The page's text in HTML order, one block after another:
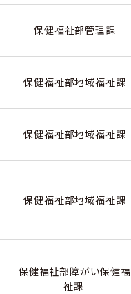
保健福祉部管理課
保健福祉部地域福祉課
保健福祉部地域福祉課
保健福祉部地域福祉課
保健福祉部障がい保健福
祉課